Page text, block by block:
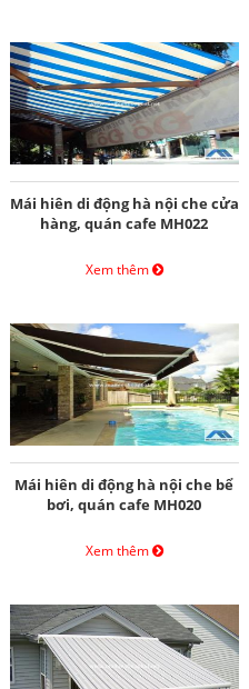
Mái hiên di động hà nội che cửa
hàng, quán cafe MH022
Xem thêm
Mái hiên di động hà nội che bể
bơi, quán cafe MH020
Xem thêm